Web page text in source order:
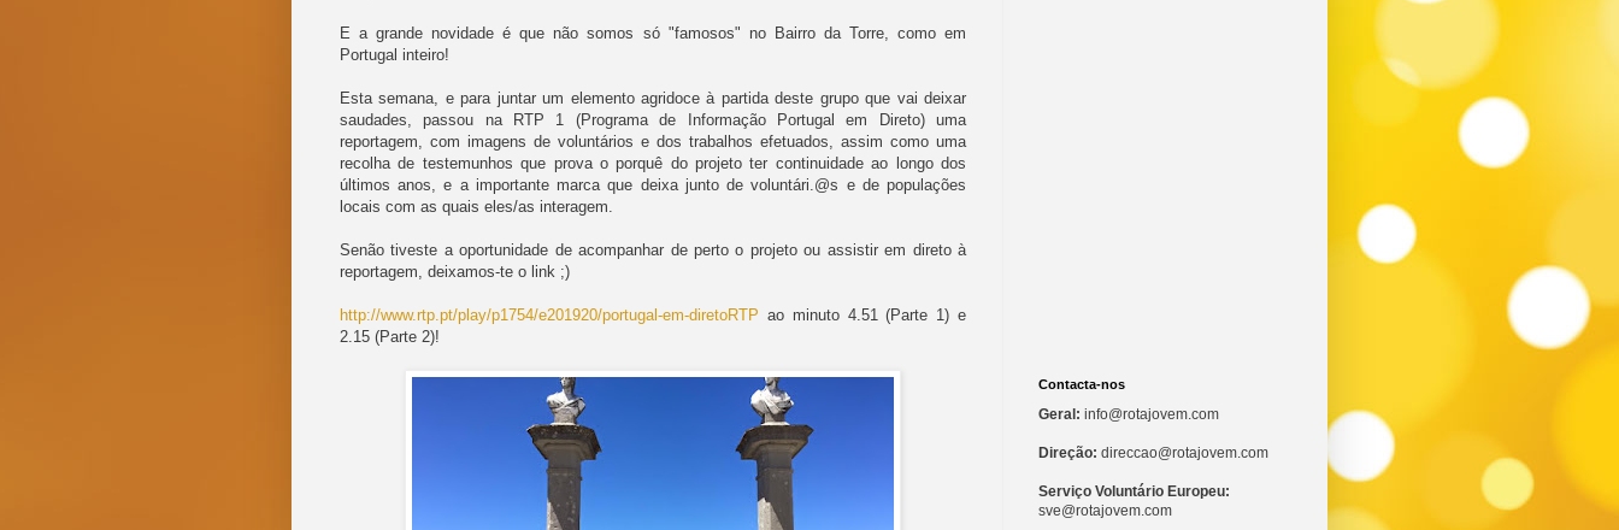
E a grande novidade é que não somos só "famosos" no Bairro da Torre, como em
Portugal inteiro!
Esta semana, e para juntar um elemento agridoce à partida deste grupo que vai deixar
saudades, passou na RTP 1 (Programa de Informação Portugal em Direto) uma
reportagem, com imagens de voluntários e dos trabalhos efetuados, assim como uma
recolha de testemunhos que prova o porquê do projeto ter continuidade ao longo dos
últimos anos, e a importante marca que deixa junto de voluntári.@s e de populações
locais com as quais eles/as interagem.
Senão tiveste a oportunidade de acompanhar de perto o projeto ou assistir em direto à
reportagem, deixamos-te o link ;)
http://www.rtp .pt/play/p1754/e201920/portugal-em-diretoRTP ao minuto 4.51 (Parte 1) e
2.15 (Parte 2)!
Contacta-nos
Geral: info@rotajovem.com
Direção: direccao@rotajovem.com
Serviço Voluntário Europeu:
sve@rotajovem.com